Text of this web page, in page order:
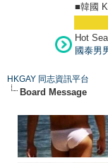
■韓國
Hot
國泰男
HKGAY 同志資訊平台
Board Message